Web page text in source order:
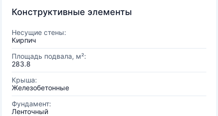
Конструктивные элементы
Несущие стены:
Кирпич
Площадь подвала, м²:
283.8
Крыша:
Железобетонные
Фундамент:
Ленточный